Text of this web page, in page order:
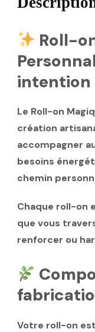
Roll-
intention
Le Roll-on
création
accompagner
besoins
chemin
Chaque roll-on
que vous
renforcer ou
Votre roll-on